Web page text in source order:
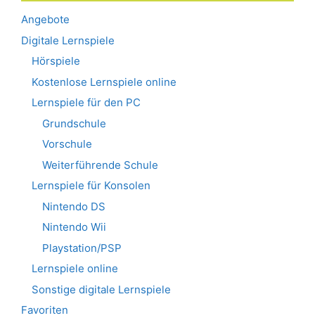
Angebote
Digitale Lernspiele
Hörspiele
Kostenlose Lernspiele online
Lernspiele für den PC
Grundschule
Vorschule
Weiterführende Schule
Lernspiele für Konsolen
Nintendo DS
Nintendo Wii
Playstation/PSP
Lernspiele online
Sonstige digitale Lernspiele
Favoriten